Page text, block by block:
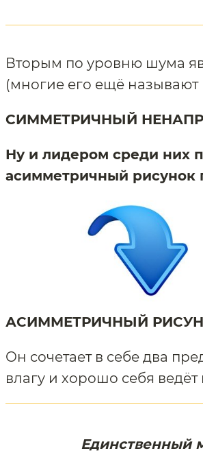
Вторым по уровню шума
(многие его ещё называют
СИММЕТРИЧНЫЙ
Ну и лидером среди них
асимметричный рисунок
АСИММЕТРИЧНЫЙ
Он сочетает в себе два
влагу и хорошо себя ведёт
Единственный